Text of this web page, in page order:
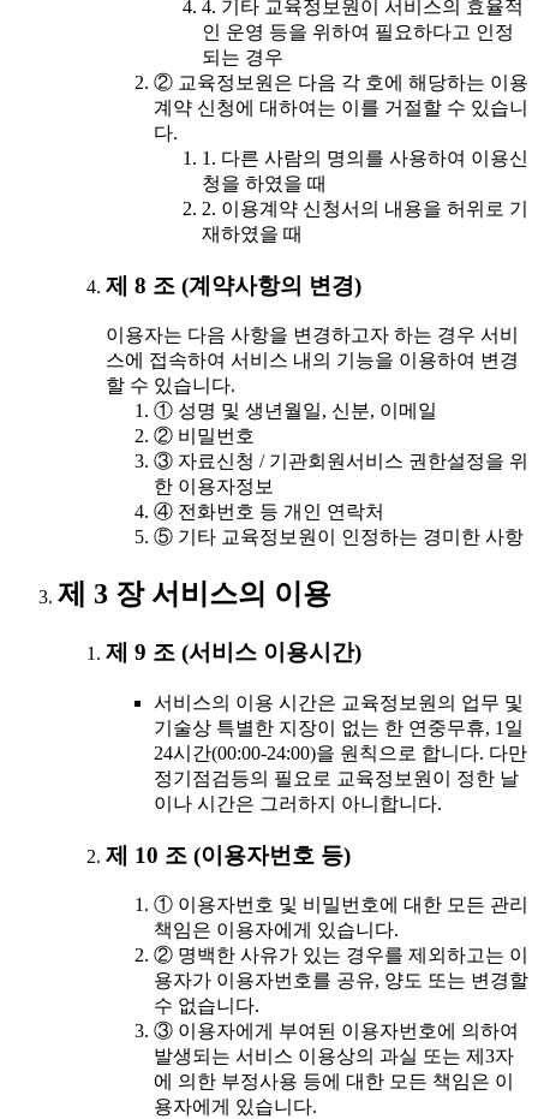
4. 기타 교육정보원이 서비스의 효율적
인 운영 등을 위하여 필요하다고 인정
되는 경우
② 교육정보원은 다음 각 호에 해당하는 이용
계약 신청에 대하여는 이를 거절할 수 있습니
다.
1. 다른 사람의 명의를 사용하여 이용신
청을 하였을 때
2. 이용계약 신청서의 내용을 허위로 기
재하였을 때
제 8 조 (계약사항의 변경)
이용자는 다음 사항을 변경하고자 하는 경우 서비
스에 접속하여 서비스 내의 기능을 이용하여 변경
할 수 있습니다.
① 성명 및 생년월일, 신분, 이메일
② 비밀번호
③ 자료신청 / 기관회원서비스 권한설정을 위
한 이용자정보
④ 전화번호 등 개인 연락처
⑤ 기타 교육정보원이 인정하는 경미한 사항
제 3 장 서비스의 이용
제 9 조 (서비스 이용시간)
서비스의 이용 시간은 교육정보원의 업무 및
기술상 특별한 지장이 없는 한 연중무휴, 1일
24시간(00:00-24:00)을 원칙으로 합니다. 다만
정기점검등의 필요로 교육정보원이 정한 날
이나 시간은 그러하지 아니합니다.
제 10 조 (이용자번호 등)
① 이용자번호 및 비밀번호에 대한 모든 관리
책임은 이용자에게 있습니다.
② 명백한 사유가 있는 경우를 제외하고는 이
용자가 이용자번호를 공유, 양도 또는 변경할
수 없습니다.
③ 이용자에게 부여된 이용자번호에 의하여
발생되는 서비스 이용상의 과실 또는 제3자
에 의한 부정사용 등에 대한 모든 책임은 이
용자에게 있습니다.